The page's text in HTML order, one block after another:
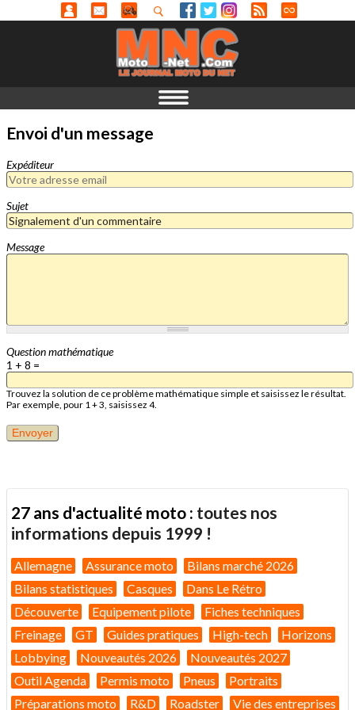
Envoi d'un message
Expéditeur
Sujet
Message
Question mathématique
1 + 8 =
Trouvez la solution de ce problème mathématique simple et saisissez le résultat.
Par exemple, pour 1 + 3, saisissez 4.
27 ans d'actualité moto : toutes nos
informations depuis 1999 !
Allemagne Assurance moto
Bilans marché 2026
Bilans statistiques
Casques
Dans Le Rétro
Découverte
Equipement pilote
Fiches techniques
Freinage
GT Guides pratiques High-tech
Horizons
Lobbying
Nouveautés 2026
Nouveautés 2027
Outil Agenda
Permis moto Pneus
Portraits
Préparations moto
R&D Roadster Vie des entreprises